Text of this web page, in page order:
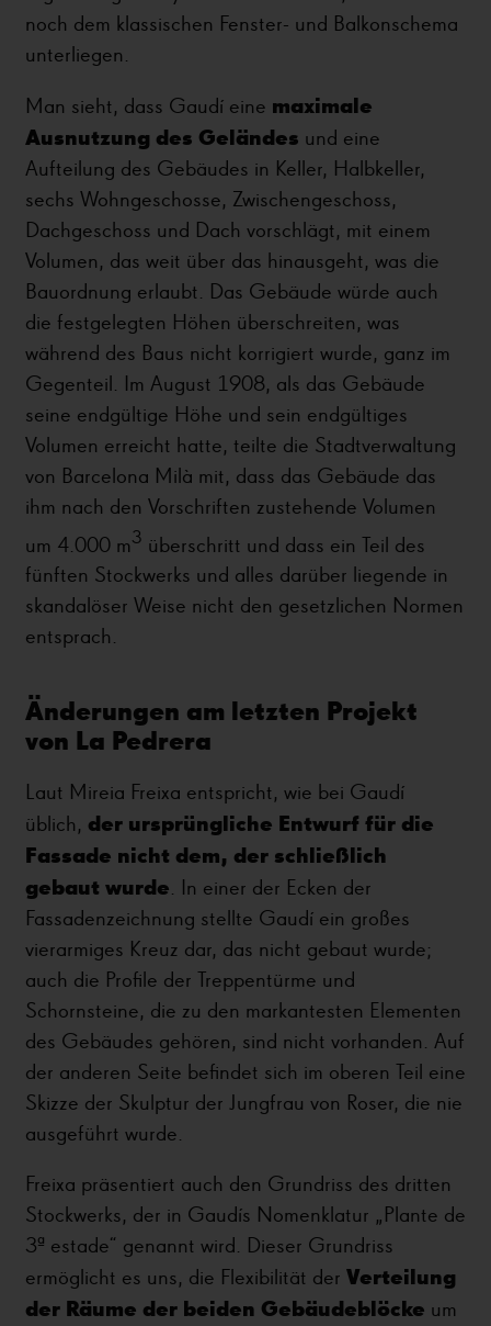
noch dem klassischen Fenster- und Balkonschema
unterliegen.
Man sieht, dass Gaudí eine maximale
Ausnutzung des Geländes und eine
Aufteilung des Gebäudes in Keller, Halbkeller,
sechs Wohngeschosse, Zwischengeschoss,
Dachgeschoss und Dach vorschlägt, mit einem
Volumen, das weit über das hinausgeht, was die
Bauordnung erlaubt. Das Gebäude würde auch
die festgelegten Höhen überschreiten, was
während des Baus nicht korrigiert wurde, ganz im
Gegenteil. Im August 1908, als das Gebäude
seine endgültige Höhe und sein endgültiges
Volumen erreicht hatte, teilte die Stadtverwaltung
von Barcelona Milà mit, dass das Gebäude das
ihm nach den Vorschriften zustehende Volumen
um 4.000 m3 überschritt und dass ein Teil des
fünften Stockwerks und alles darüber liegende in
skandalöser Weise nicht den gesetzlichen Normen
entsprach.
Änderungen am letzten Projekt
von La Pedrera
Laut Mireia Freixa entspricht, wie bei Gaudí
üblich, der ursprüngliche Entwurf für die
Fassade nicht dem, der schließlich
gebaut wurde. In einer der Ecken der
Fassadenzeichnung stellte Gaudí ein großes
vierarmiges Kreuz dar, das nicht gebaut wurde;
auch die Profile der Treppentürme und
Schornsteine, die zu den markantesten Elementen
des Gebäudes gehören, sind nicht vorhanden. Auf
der anderen Seite befindet sich im oberen Teil eine
Skizze der Skulptur der Jungfrau von Roser, die nie
ausgeführt wurde.
Freixa präsentiert auch den Grundriss des dritten
Stockwerks, der in Gaudís Nomenklatur „Plante de
3ª estade“ genannt wird. Dieser Grundriss
ermöglicht es uns, die Flexibilität der Verteilung
der Räume der beiden Gebäudeblöcke um